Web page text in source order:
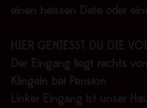
einen heissen Date oder
HIER GENIESST DU DIE
Der Eingang liegt rechts
Klingeln bei Pension
Linker Eingang ist unser